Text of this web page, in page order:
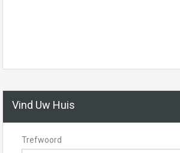
Vind Uw Huis
Trefwoord